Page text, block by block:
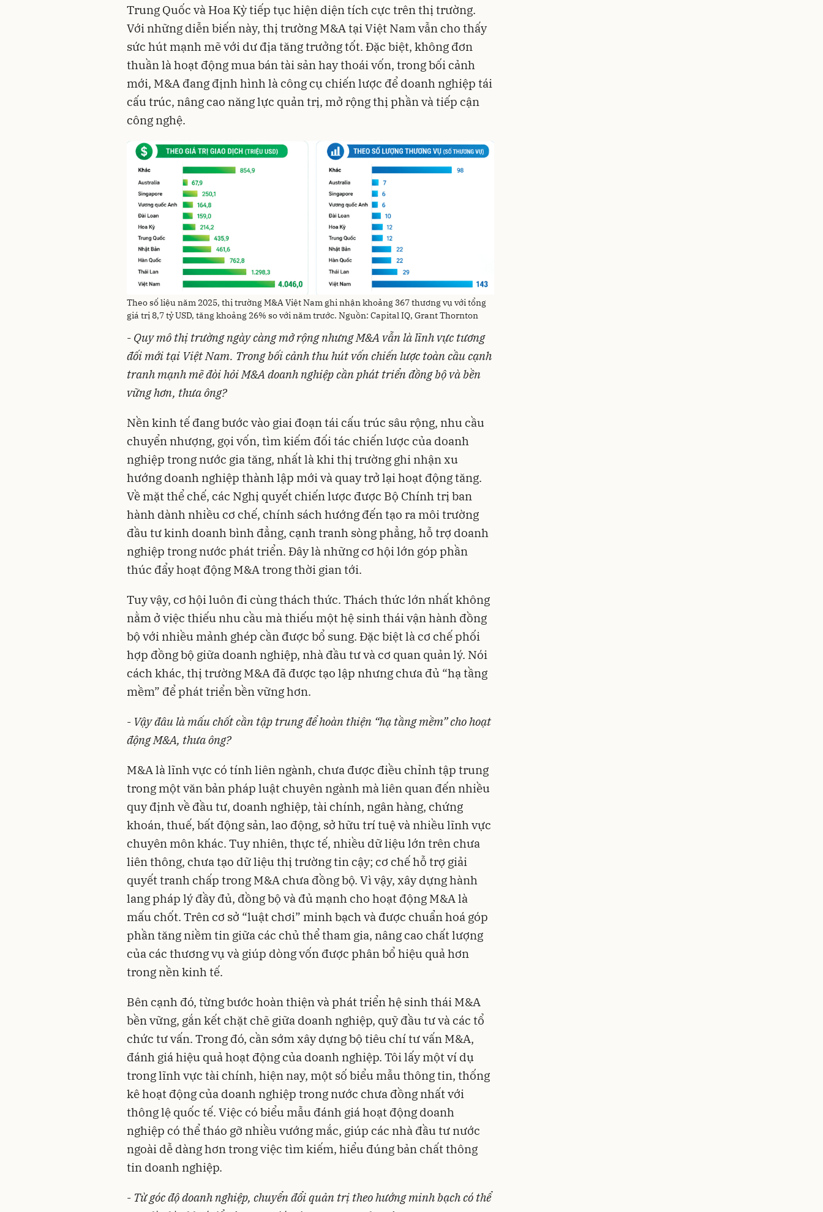
Trung Quốc và Hoa Kỳ tiếp tục hiện diện tích cực trên thị trường.
Với những diễn biến này, thị trường M&A tại Việt Nam vẫn cho thấy
sức hút mạnh mẽ với dư địa tăng trưởng tốt. Đặc biệt, không đơn
thuần là hoạt động mua bán tài sản hay thoái vốn, trong bối cảnh
mới, M&A đang định hình là công cụ chiến lược để doanh nghiệp tái
cấu trúc, nâng cao năng lực quản trị, mở rộng thị phần và tiếp cận
công nghệ.
Theo số liệu năm 2025, thị trường M&A Việt Nam ghi nhận khoảng 367 thương vụ với tổng
giá trị 8,7 tỷ USD, tăng khoảng 26% so với năm trước. Nguồn: Capital IQ, Grant Thornton
- Quy mô thị trường ngày càng mở rộng nhưng M&A vẫn là lĩnh vực tương
đối mới tại Việt Nam. Trong bối cảnh thu hút vốn chiến lược toàn cầu cạnh
tranh mạnh mẽ đòi hỏi M&A doanh nghiệp cần phát triển đồng bộ và bền
vững hơn, thưa ông?
Nền kinh tế đang bước vào giai đoạn tái cấu trúc sâu rộng, nhu cầu
chuyển nhượng, gọi vốn, tìm kiếm đối tác chiến lược của doanh
nghiệp trong nước gia tăng, nhất là khi thị trường ghi nhận xu
hướng doanh nghiệp thành lập mới và quay trở lại hoạt động tăng.
Về mặt thể chế, các Nghị quyết chiến lược được Bộ Chính trị ban
hành dành nhiều cơ chế, chính sách hướng đến tạo ra môi trường
đầu tư kinh doanh bình đẳng, cạnh tranh sòng phẳng, hỗ trợ doanh
nghiệp trong nước phát triển. Đây là những cơ hội lớn góp phần
thúc đẩy hoạt động M&A trong thời gian tới.
Tuy vậy, cơ hội luôn đi cùng thách thức. Thách thức lớn nhất không
nằm ở việc thiếu nhu cầu mà thiếu một hệ sinh thái vận hành đồng
bộ với nhiều mảnh ghép cần được bổ sung. Đặc biệt là cơ chế phối
hợp đồng bộ giữa doanh nghiệp, nhà đầu tư và cơ quan quản lý. Nói
cách khác, thị trường M&A đã được tạo lập nhưng chưa đủ “hạ tầng
mềm” để phát triển bền vững hơn.
- Vậy đâu là mấu chốt cần tập trung để hoàn thiện “hạ tầng mềm” cho hoạt
động M&A, thưa ông?
M&A là lĩnh vực có tính liên ngành, chưa được điều chỉnh tập trung
trong một văn bản pháp luật chuyên ngành mà liên quan đến nhiều
quy định về đầu tư, doanh nghiệp, tài chính, ngân hàng, chứng
khoán, thuế, bất động sản, lao động, sở hữu trí tuệ và nhiều lĩnh vực
chuyên môn khác. Tuy nhiên, thực tế, nhiều dữ liệu lớn trên chưa
liên thông, chưa tạo dữ liệu thị trường tin cậy; cơ chế hỗ trợ giải
quyết tranh chấp trong M&A chưa đồng bộ. Vì vậy, xây dựng hành
lang pháp lý đầy đủ, đồng bộ và đủ mạnh cho hoạt động M&A là
mấu chốt. Trên cơ sở “luật chơi” minh bạch và được chuẩn hoá góp
phần tăng niềm tin giữa các chủ thể tham gia, nâng cao chất lượng
của các thương vụ và giúp dòng vốn được phân bổ hiệu quả hơn
trong nền kinh tế.
Bên cạnh đó, từng bước hoàn thiện và phát triển hệ sinh thái M&A
bền vững, gắn kết chặt chẽ giữa doanh nghiệp, quỹ đầu tư và các tổ
chức tư vấn. Trong đó, cần sớm xây dựng bộ tiêu chí tư vấn M&A,
đánh giá hiệu quả hoạt động của doanh nghiệp. Tôi lấy một ví dụ
trong lĩnh vực tài chính, hiện nay, một số biểu mẫu thông tin, thống
kê hoạt động của doanh nghiệp trong nước chưa đồng nhất với
thông lệ quốc tế. Việc có biểu mẫu đánh giá hoạt động doanh
nghiệp có thể tháo gỡ nhiều vướng mắc, giúp các nhà đầu tư nước
ngoài dễ dàng hơn trong việc tìm kiếm, hiểu đúng bản chất thông
tin doanh nghiệp.
- Từ góc độ doanh nghiệp, chuyển đổi quản trị theo hướng minh bạch có thể